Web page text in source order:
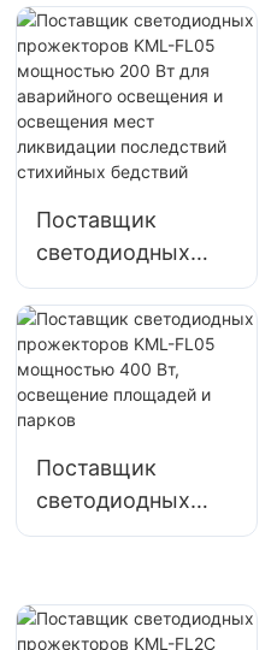
мощностью 100
Вт для освещения
фасадов зданий и
строительных
площадок
Поставщик
светодиодных
прожекторов
KML-FL05
мощностью 200
Вт для аварийного
освещения и
ликвидации
последствий
стихийных
Поставщик
светодиодных
прожекторов
Вт, освещение